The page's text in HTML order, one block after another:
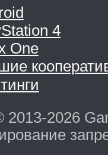
4
One
2013-2026